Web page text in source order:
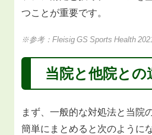
つことが重要です。
※参考：Fleisig GS Sports Health
当院と他院との
まず、一般的な対処法と当院
簡単にまとめると次のように